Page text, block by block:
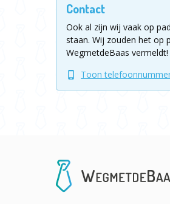
Contact
Ook al zijn wij vaak op
staan. Wij zouden het op
WegmetdeBaas vermeldt!
Toon